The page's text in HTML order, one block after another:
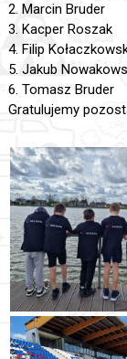
2. Marcin Bruder
3. Kacper Roszak
4. Filip
5. Jakub
6. Tomasz Bruder
Gratulujemy